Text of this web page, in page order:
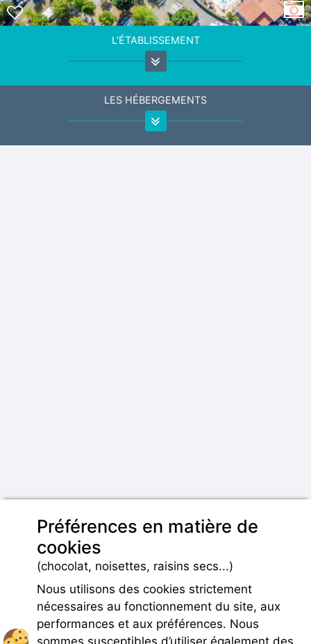
L'ÉTABLISSEMENT
LES HÉBERGEMENTS
Préférences en matière de
cookies
(chocolat, noisettes, raisins secs...)
Nous utilisons des cookies strictement
nécessaires au fonctionnement du site, aux
performances et aux préférences. Nous
sommes susceptibles d’utiliser également des